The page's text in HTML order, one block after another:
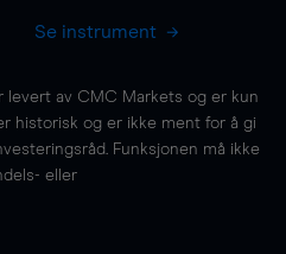
Se instrument
levert av CMC Markets og er kun
historisk og er ikke ment for å gi
Funksjonen må ikke
eller